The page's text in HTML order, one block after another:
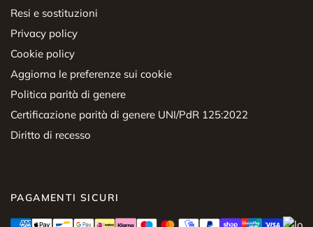
Resi e sostituzioni
Privacy policy
Cookie policy
Aggiorna le preferenze sui cookie
Politica parità di genere
Certificazione parità di genere UNI/PdR 125:2022
Diritto di recesso
PAGAMENTI SICURI